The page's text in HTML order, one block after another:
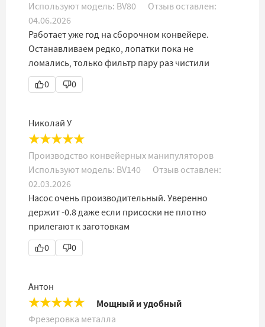
Используют модель: BV80
Отзыв оставлен:
04.06.2026
Работает уже год на сборочном конвейере.
Останавливаем редко, лопатки пока не
ломались, только фильтр пару раз чистили
0
0
Николай У
★★★★★
Производство конвейерных манипуляторов
Используют модель: BV140
Отзыв оставлен:
02.03.2026
Насос очень производительный. Уверенно
держит -0.8 даже если присоски не плотно
прилегают к заготовкам
0
0
Антон
★★★★★ Мощный и удобный
Фрезеровка металла